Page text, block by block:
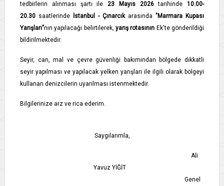
tedbirlerin alınması şartı ile 23 Mayıs 2026tarihinde 10.00-
20.30 saatlerinde İstanbul - Çınarcıkarasında "Marmara Kupası
Yarışları"nın yapılacağı belirtilerek, yarış rotasının Ek'te gönderildiği
bildirilmektedir.
Seyir, can, mal ve çevre güvenliği bakımından bölgede dikkatli
seyir yapılması ve yapılacak yelken yarışları ile ilgili olarak bölgeyi
kullanan denizcilerin uyarılması istenmektedir.
Bilgilerinize arz ve rica ederim.
Saygılarımla,
Ali
Yavuz YİĞİT
Genel